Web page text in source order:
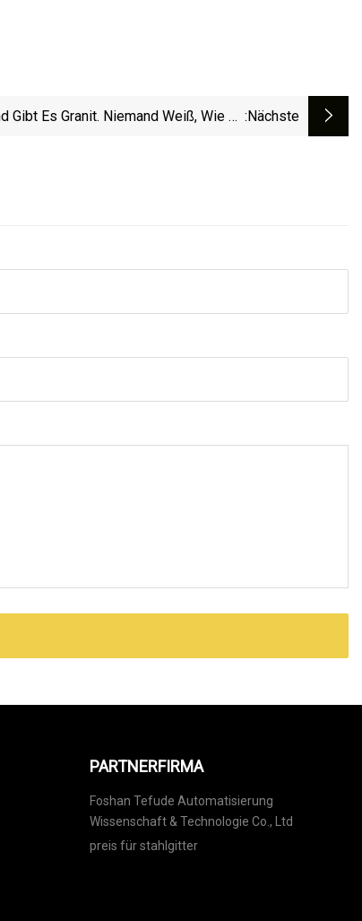
Niemand Weiß, Wie Es
:nächste
PARTNERFIRMA
Foshan Tefude Automatisierung
Wissenschaft & Technologie Co., Ltd
preis für stahlgitter